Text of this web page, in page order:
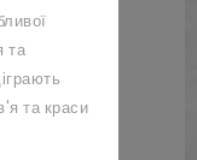
та
та краси